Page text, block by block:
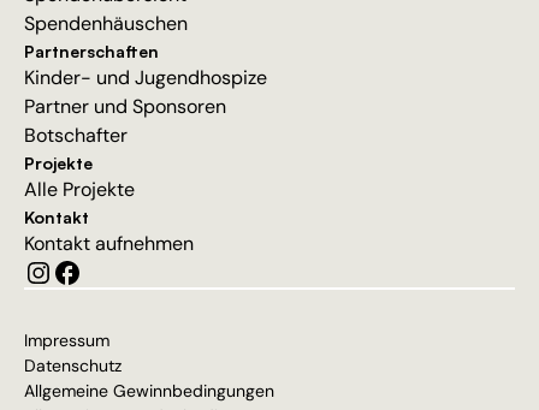
Spendenhäuschen
Partnerschaften
Kinder- und Jugendhospize
Partner und Sponsoren
Botschafter
Projekte
Alle Projekte
Kontakt
Kontakt aufnehmen
Impressum
Datenschutz
Allgemeine Gewinnbedingungen